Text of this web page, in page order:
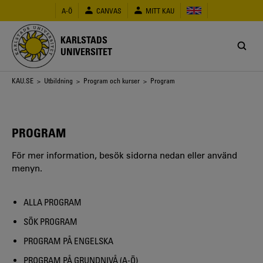
huvudinnehåll
A-Ö CANVAS MITT KAU
KARLSTADS
UNIVERSITET
Länkstig
KAU.SE > Utbildning > Program och kurser > Program
PROGRAM
För mer information, besök sidorna nedan eller använd
menyn.
ALLA PROGRAM
SÖK PROGRAM
PROGRAM PÅ ENGELSKA
PROGRAM PÅ GRUNDNIVÅ (A-Ö)